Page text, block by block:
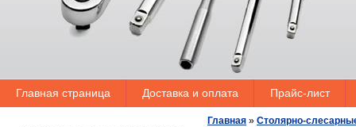
Главная страница Доставка и оплата Прайс-лист
Главная » Столярно-